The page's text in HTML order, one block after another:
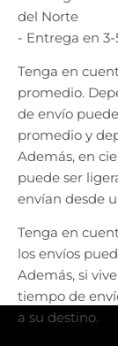
del Norte
- Entrega en
Tenga en
promedio.
de envío
promedio y
Además, en
puede ser
envían desde
Tenga en
los envíos
Además, si
tiempo de
a su destino.